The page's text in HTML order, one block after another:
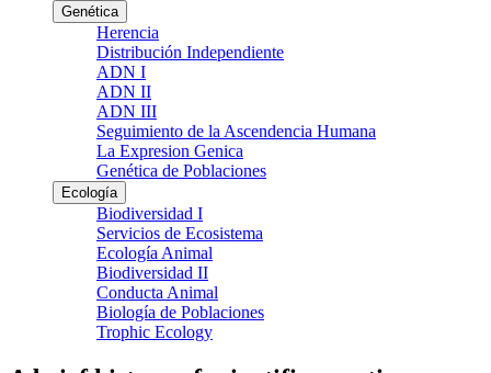
Genética
Herencia
Distribución Independiente
ADN I
ADN II
ADN III
Seguimiento de la Ascendencia Humana
La Expresion Genica
Genética de Poblaciones
Ecología
Biodiversidad I
Servicios de Ecosistema
Ecología Animal
Biodiversidad II
Conducta Animal
Biología de Poblaciones
Trophic Ecology